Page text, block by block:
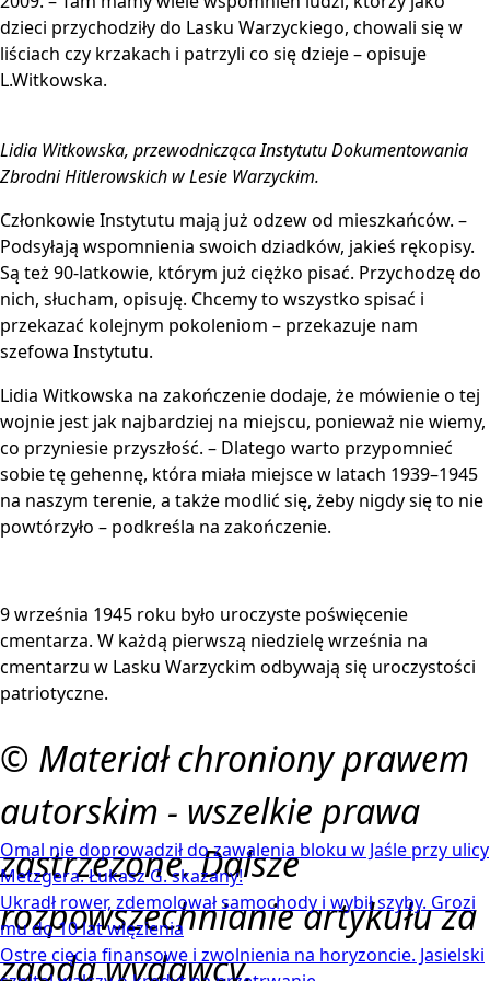
dzieci przychodziły do Lasku Warzyckiego, chowali się w
liściach czy krzakach i patrzyli co się dzieje – opisuje
L.Witkowska.
Lidia Witkowska, przewodnicząca Instytutu Dokumentowania
Zbrodni Hitlerowskich w Lesie Warzyckim.
Członkowie Instytutu mają już odzew od mieszkańców. –
Podsyłają wspomnienia swoich dziadków, jakieś rękopisy.
Są też 90-latkowie, którym już ciężko pisać. Przychodzę do
nich, słucham, opisuję. Chcemy to wszystko spisać i
przekazać kolejnym pokoleniom – przekazuje nam
szefowa Instytutu.
Lidia Witkowska na zakończenie dodaje, że mówienie o tej
wojnie jest jak najbardziej na miejscu, ponieważ nie wiemy,
co przyniesie przyszłość. – Dlatego warto przypomnieć
sobie tę gehennę, która miała miejsce w latach 1939–1945
na naszym terenie, a także modlić się, żeby nigdy się to nie
powtórzyło – podkreśla na zakończenie.
9 września 1945 roku było uroczyste poświęcenie
cmentarza. W każdą pierwszą niedzielę września na
cmentarzu w Lasku Warzyckim odbywają się uroczystości
patriotyczne.
© Materiał chroniony prawem
autorskim - wszelkie prawa
zastrzeżone. Dalsze
rozpowszechnianie artykułu za
zgodą wydawcy.
Omal nie doprowadził do zawalenia bloku w Jaśle przy ulicy
Metzgera. Łukasz G. skazany!
Ukradł rower, zdemolował samochody i wybił szyby. Grozi
mu do 10 lat więzienia
Ostre cięcia finansowe i zwolnienia na horyzoncie. Jasielski